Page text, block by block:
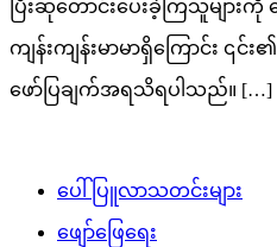
ပြီးဆုတောင်းပေးခဲ့ကြသူများကို
ကျန်းကျန်းမာမာရှိကြောင်း ၎
ဖော်ပြချက်အရသိရပါသည်။ […]
ပေါ်ပြူလာသတင်းများ
ဖျော်ဖြေရေး